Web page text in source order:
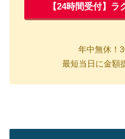
【24時間受付】
年中無休！
最短当日に金額